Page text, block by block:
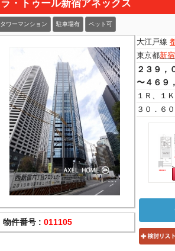
ラ・トゥール新宿アネックス
タワーマンション 駐車場有 ペット可
物件番号 : 011105
大江戸線
東京都新
２３９，
〜４６９
１Ｒ、１
３０．６